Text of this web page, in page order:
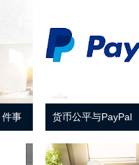
件事 货币公平与PayPal